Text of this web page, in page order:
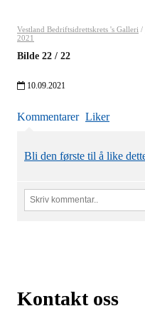
Vestland Bedriftsidrettskrets 's Galleri /
2021
Bilde 22 / 22
10.09.2021
Kommentarer Liker
Bli den første til å like
Kontakt oss